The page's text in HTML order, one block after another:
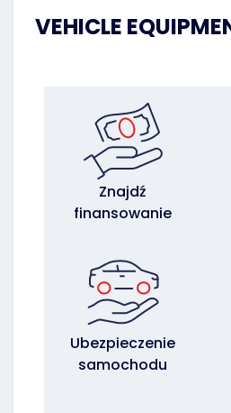
VEHICLE
Znajdź
finansowanie
Ubezpieczenie
samochodu